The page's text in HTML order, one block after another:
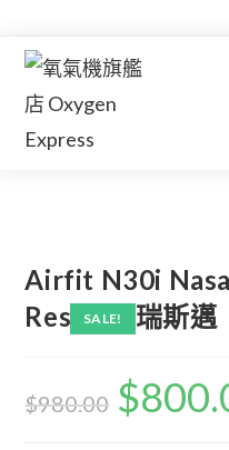
to
content
SALE!
Airfit N30i
ResMed 瑞斯邁
$980.00 $